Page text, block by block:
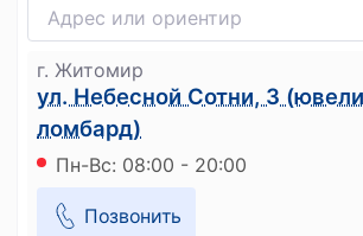
г. Житомир
ул. Небесной Сотни, 3
ломбард)
Пн-Вс: 08:00 - 20:00
Позвонить